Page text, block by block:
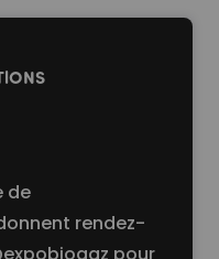
de
rendez-